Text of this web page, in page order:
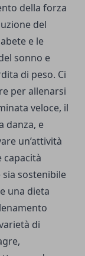
della forza
del
e le
sonno e
di peso. Ci
per allenarsi
veloce, il
danza, e
un’attività
capacità
sostenibile
una dieta
di